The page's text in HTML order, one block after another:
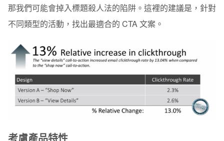
那我們可能會掉入標題殺人法的陷阱。這裡的建議是，針對
不同類型的活動，找出最適合的 CTA 文案。
考慮產品特性